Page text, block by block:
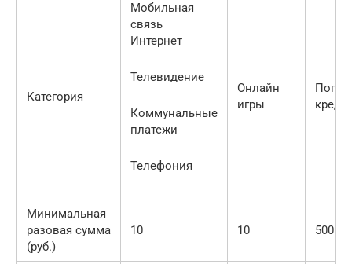
Категория
Мобильная
связь
Интернет
Телевидение
Коммунальные
платежи
Телефония
Онлайн
игры
Минимальная
разовая сумма
(руб.)
10 10 500